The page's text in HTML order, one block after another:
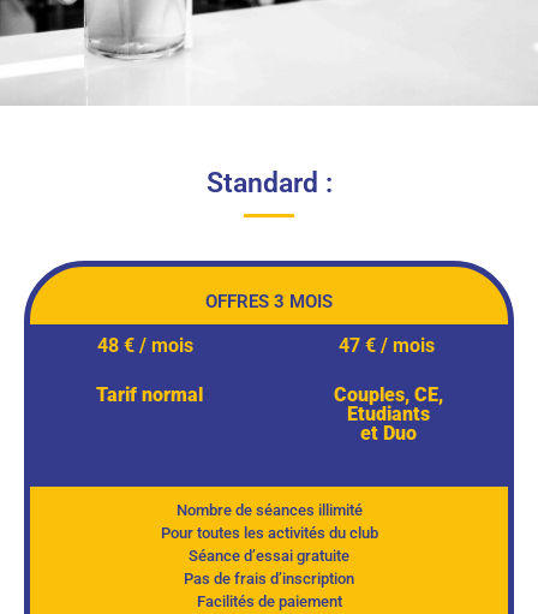
Standard :
OFFRES 3 MOIS
48 € / mois
Tarif normal
47 € / mois
Couples, CE,
Etudiants
et Duo
Nombre de séances illimité
Pour toutes les activités du club
Séance d’essai gratuite
Pas de frais d’inscription
Facilités de paiement